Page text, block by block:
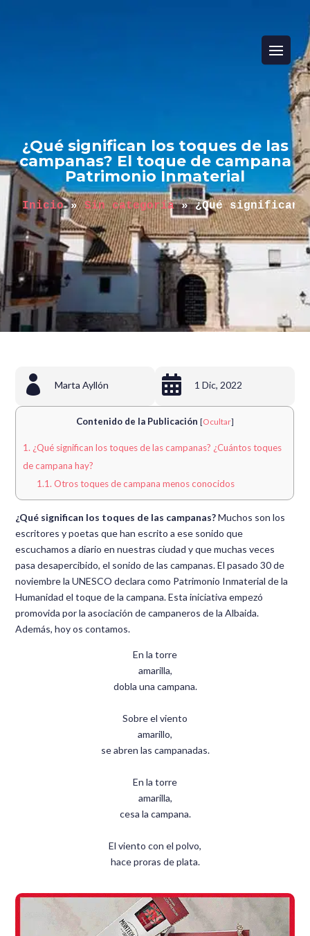
¿Qué significan los toques de las
campanas? El toque de campana
Patrimonio Inmaterial
Inicio » Sin categoría » ¿Qué significan
 Marta Ayllón  1 Dic, 2022
Contenido de la Publicación [Ocultar]
1. ¿Qué significan los toques de las campanas? ¿Cuántos toques
de campana hay?
1.1. Otros toques de campana menos conocidos
¿Qué significan los toques de las campanas?Muchos son los
escritores y poetas que han escrito a ese sonido que
escuchamos a diario en nuestras ciudad y que muchas veces
pasa desapercibido, el sonido de las campanas. El pasado 30 de
noviembre la UNESCO declara como Patrimonio Inmaterial de la
Humanidad el toque de la campana. Esta iniciativa empezó
promovida por la asociación de campaneros de la Albaida.
Además, hoy os contamos.
En la torre
amarilla,
dobla una campana.
Sobre el viento
amarillo,
se abren las campanadas.
En la torre
amarilla,
cesa la campana.
El viento con el polvo,
hace proras de plata.